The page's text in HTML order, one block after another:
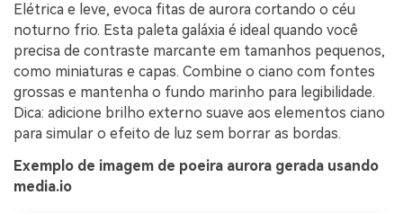
Elétrica e leve, evoca fitas de aurora cortando o céu
noturno frio. Esta paleta galáxia é ideal quando você
precisa de contraste marcante em tamanhos pequenos,
como miniaturas e capas. Combine o ciano com fontes
grossas e mantenha o fundo marinho para legibilidade.
Dica: adicione brilho externo suave aos elementos ciano
para simular o efeito de luz sem borrar as bordas.
Exemplo de imagem de poeira aurora gerada usando
media.io